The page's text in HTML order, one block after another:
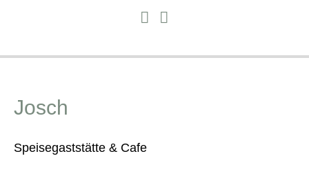
Josch
Speisegaststätte & Cafe